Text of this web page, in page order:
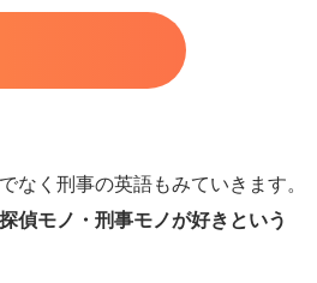
く刑事の英語もみていきます。
偵モノ・刑事モノが好きという